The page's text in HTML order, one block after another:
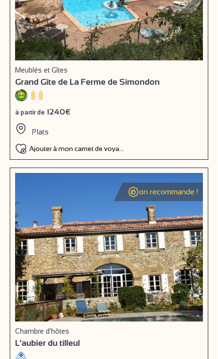
Meublés et Gîtes
Grand Gîte de La Ferme de Simondon
à partir de 1240€
Plats
Ajouter à mon carnet de voyage
on recommande !
Chambre d'hôtes
L'aubier du tilleul